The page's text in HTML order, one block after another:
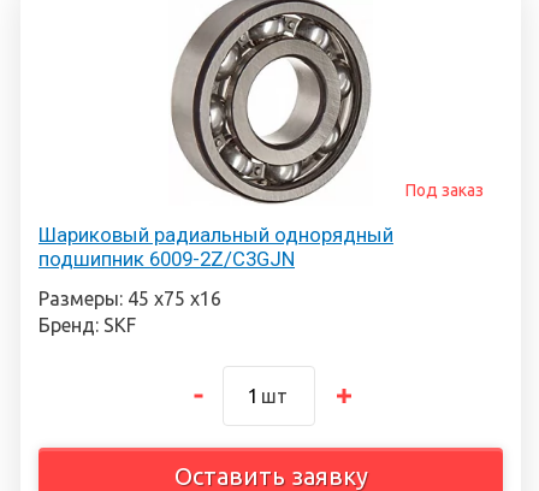
Шариковый радиальный однорядный
подшипник 6009-2Z/C3GJN
Под заказ
Размеры: 45 х75 х16
Бренд: SKF
шт
Оставить заявку